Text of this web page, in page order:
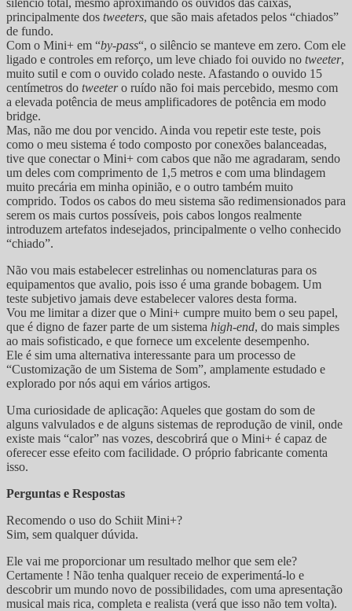
principalmente dos tweeters, que são mais afetados pelos “chiados”
de fundo.
Com o Mini+ em “by-pass“, o silêncio se manteve em zero. Com ele
ligado e controles em reforço, um leve chiado foi ouvido no tweeter,
muito sutil e com o ouvido colado neste. Afastando o ouvido 15
centímetros do tweetero ruído não foi mais percebido, mesmo com
a elevada potência de meus amplificadores de potência em modo
bridge.
Mas, não me dou por vencido. Ainda vou repetir este teste, pois
como o meu sistema é todo composto por conexões balanceadas,
tive que conectar o Mini+ com cabos que não me agradaram, sendo
um deles com comprimento de 1,5 metros e com uma blindagem
muito precária em minha opinião, e o outro também muito
comprido. Todos os cabos do meu sistema são redimensionados para
serem os mais curtos possíveis, pois cabos longos realmente
introduzem artefatos indesejados, principalmente o velho conhecido
“chiado”.
Não vou mais estabelecer estrelinhas ou nomenclaturas para os
equipamentos que avalio, pois isso é uma grande bobagem. Um
teste subjetivo jamais deve estabelecer valores desta forma.
Vou me limitar a dizer que o Mini+ cumpre muito bem o seu papel,
que é digno de fazer parte de um sistema high-end, do mais simples
ao mais sofisticado, e que fornece um excelente desempenho.
Ele é sim uma alternativa interessante para um processo de
“Customização de um Sistema de Som”, amplamente estudado e
explorado por nós aqui em vários artigos.
Uma curiosidade de aplicação: Aqueles que gostam do som de
alguns valvulados e de alguns sistemas de reprodução de vinil, onde
existe mais “calor” nas vozes, descobrirá que o Mini+ é capaz de
oferecer esse efeito com facilidade. O próprio fabricante comenta
isso.
Perguntas e Respostas
Recomendo o uso do Schiit Mini+?
Sim, sem qualquer dúvida.
Ele vai me proporcionar um resultado melhor que sem ele?
Certamente ! Não tenha qualquer receio de experimentá-lo e
descobrir um mundo novo de possibilidades, com uma apresentação
musical mais rica, completa e realista (verá que isso não tem volta).